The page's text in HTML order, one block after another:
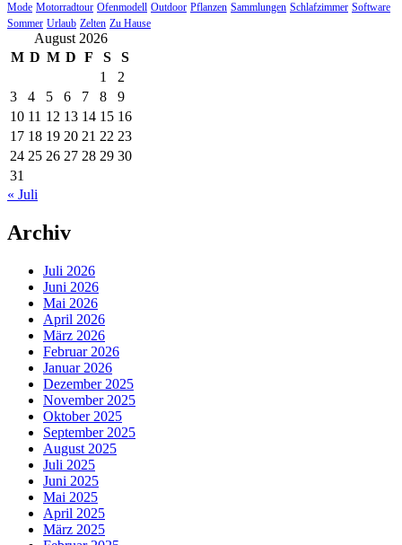
Mode Motorradtour Ofenmodell Outdoor Pflanzen Sammlungen Schlafzimmer Software
Sommer Urlaub Zelten Zu Hause
August 2026
M D M D F S
S
1
2
3
4 5 6 7 8
9
10 11 12 13 14 15 16
17 18 19 20 21 22 23
24 25 26 27 28 29 30
31
« Juli
Archiv
Juli 2026
Juni 2026
Mai 2026
April 2026
März 2026
Februar 2026
Januar 2026
Dezember 2025
November 2025
Oktober 2025
September 2025
August 2025
Juli 2025
Juni 2025
Mai 2025
April 2025
März 2025